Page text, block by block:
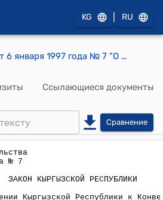
KG RU
Закон КР от 6 января 1997 года № 7 "О присоединении Кыргызской Республики к конвенции об образовании Совета таможенного сотрудничества от 15 декабря 1950 года г.Брюссель"
Ссылающиеся документы
Сравнение